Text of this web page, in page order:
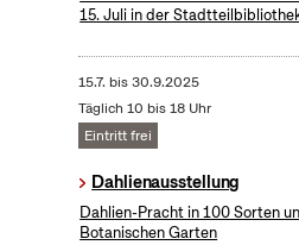
15. Juli in der
15.7. bis30.9.2025
Täglich 10 bis 18 Uhr
Eintritt frei
Dahlienausstellung
Dahlien-Pracht in 100 Sorten
Botanischen Garten